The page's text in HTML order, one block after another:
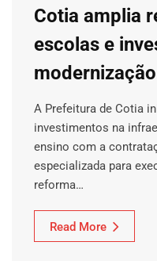
Cotia amplia
escolas e
A Prefeitura de Cotia
investimentos na
ensino com a
especializada para
reforma…
Read More